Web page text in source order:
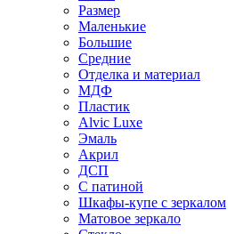
Размер
Маленькие
Большие
Средние
Отделка и материал
МДФ
Пластик
Alvic Luxe
Эмаль
Акрил
ДСП
С патиной
Шкафы-купе с зеркалом
Матовое зеркало